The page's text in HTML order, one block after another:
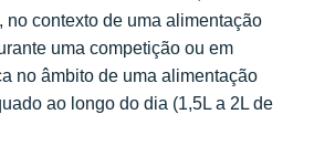
contexto de uma alimentação
uma competição ou em
no âmbito de uma alimentação
ao longo do dia (1,5L a 2L de